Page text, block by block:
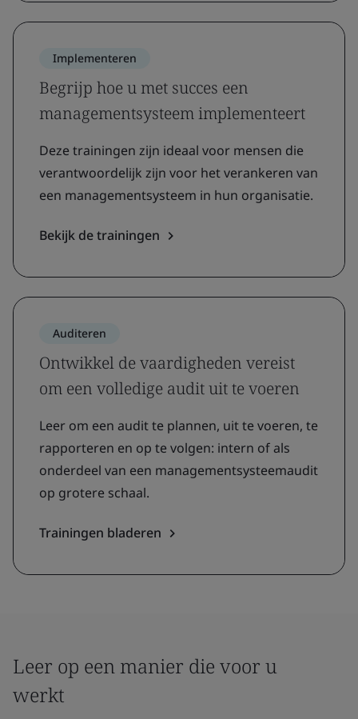
Implementeren
Begrijp hoe u met succes een
managementsysteem implementeert
Deze trainingen zijn ideaal voor mensen die
verantwoordelijk zijn voor het verankeren van
een managementsysteem in hun organisatie.
Bekijk de trainingen
Auditeren
Ontwikkel de vaardigheden vereist
om een volledige audit uit te voeren
Leer om een audit te plannen, uit te voeren, te
rapporteren en op te volgen: intern of als
onderdeel van een managementsysteemaudit
op grotere schaal.
Trainingen bladeren
Leer op een manier die voor u
werkt